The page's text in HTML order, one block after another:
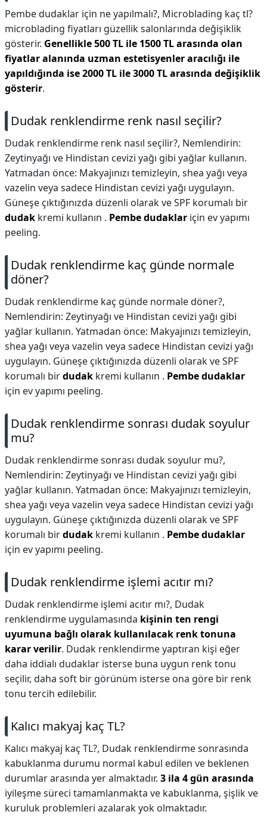
Pembe dudaklar için ne yapılmalı?, Microblading kaç tl?
microblading fiyatları güzellik salonlarında değişiklik
gösterir. Genellikle 500 TL ile 1500 TL arasında olan
fiyatlar alanında uzman estetisyenler aracılığı ile
yapıldığında ise 2000 TL ile 3000 TL arasında değişiklik
gösterir.
Dudak renklendirme renk nasıl seçilir?
Dudak renklendirme renk nasıl seçilir?, Nemlendirin:
Zeytinyağı ve Hindistan cevizi yağı gibi yağlar kullanın.
Yatmadan önce: Makyajınızı temizleyin, shea yağı veya
vazelin veya sadece Hindistan cevizi yağı uygulayın.
Güneşe çıktığınızda düzenli olarak ve SPF korumalı bir
dudak kremi kullanın . Pembe dudaklar için ev yapımı
peeling.
Dudak renklendirme kaç günde normale
döner?
Dudak renklendirme kaç günde normale döner?,
Nemlendirin: Zeytinyağı ve Hindistan cevizi yağı gibi
yağlar kullanın. Yatmadan önce: Makyajınızı temizleyin,
shea yağı veya vazelin veya sadece Hindistan cevizi yağı
uygulayın. Güneşe çıktığınızda düzenli olarak ve SPF
korumalı birdudak kremi kullanın . Pembe dudaklar
için ev yapımı peeling.
Dudak renklendirme sonrası dudak soyulur
mu?
Dudak renklendirme sonrası dudak soyulur mu?,
Nemlendirin: Zeytinyağı ve Hindistan cevizi yağı gibi
yağlar kullanın. Yatmadan önce: Makyajınızı temizleyin,
shea yağı veya vazelin veya sadece Hindistan cevizi yağı
uygulayın. Güneşe çıktığınızda düzenli olarak ve SPF
korumalı birdudak kremi kullanın . Pembe dudaklar
için ev yapımı peeling.
Dudak renklendirme işlemi acıtır mı?
Dudak renklendirme işlemi acıtır mı?, Dudak
renklendirme uygulamasında kişinin ten rengi
uyumuna bağlı olarak kullanılacak renk tonuna
karar verilir. Dudak renklendirme yaptıran kişi eğer
daha iddialı dudaklar isterse buna uygun renk tonu
seçilir, daha soft bir görünüm isterse ona göre bir renk
tonu tercih edilebilir.
Kalıcı makyaj kaç TL?
Kalıcı makyaj kaç TL?, Dudak renklendirme sonrasında
kabuklanma durumu normal kabul edilen ve beklenen
durumlar arasında yer almaktadır. 3 ila 4 gün arasında
iyileşme süreci tamamlanmakta ve kabuklanma, şişlik ve
kuruluk problemleri azalarak yok olmaktadır.